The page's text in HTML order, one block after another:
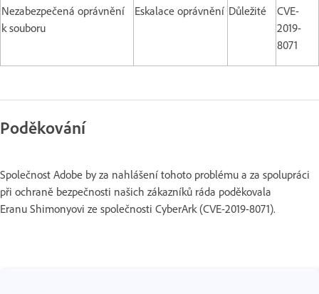
Nezabezpečená oprávnění
k souboru
Eskalace oprávnění Důležité
CVE-
2019-
8071
Poděkování
Společnost Adobe by za nahlášení tohoto problému a za spolupráci
při ochraně bezpečnosti našich zákazníků ráda poděkovala
Eranu Shimonyovi ze společnosti CyberArk (CVE-2019-8071).